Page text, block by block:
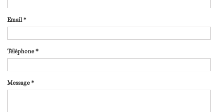
Email*
Téléphone *
Message *